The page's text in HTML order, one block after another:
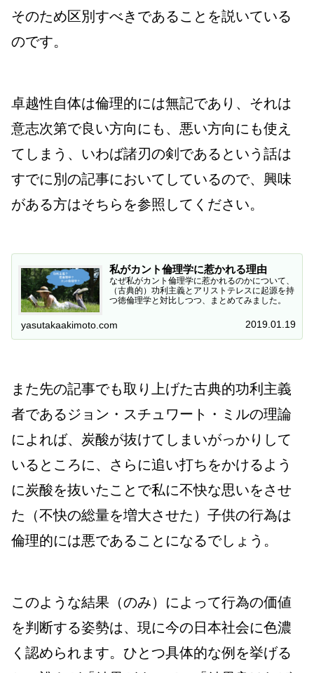
そのため区別すべきであることを説いている
のです。
卓越性自体は倫理的には無記であり、それは
意志次第で良い方向にも、悪い方向にも使え
てしまう、いわば諸刃の剣であるという話は
すでに別の記事においてしているので、興味
がある方はそちらを参照してください。
私がカント倫理学に惹かれる理由
なぜ私がカント倫理学に惹かれるのかについて、
（古典的）功利主義とアリストテレスに起源を持
つ徳倫理学と対比しつつ、まとめてみました。
yasutakaakimoto.com 2019.01.19
また先の記事でも取り上げた古典的功利主義
者であるジョン・スチュワート・ミルの理論
によれば、炭酸が抜けてしまいがっかりして
いるところに、さらに追い打ちをかけるよう
に炭酸を抜いたことで私に不快な思いをさせ
た（不快の総量を増大させた）子供の行為は
倫理的には悪であることになるでしょう。
このような結果（のみ）によって行為の価値
を判断する姿勢は、現に今の日本社会に色濃
く認められます。ひとつ具体的な例を挙げる